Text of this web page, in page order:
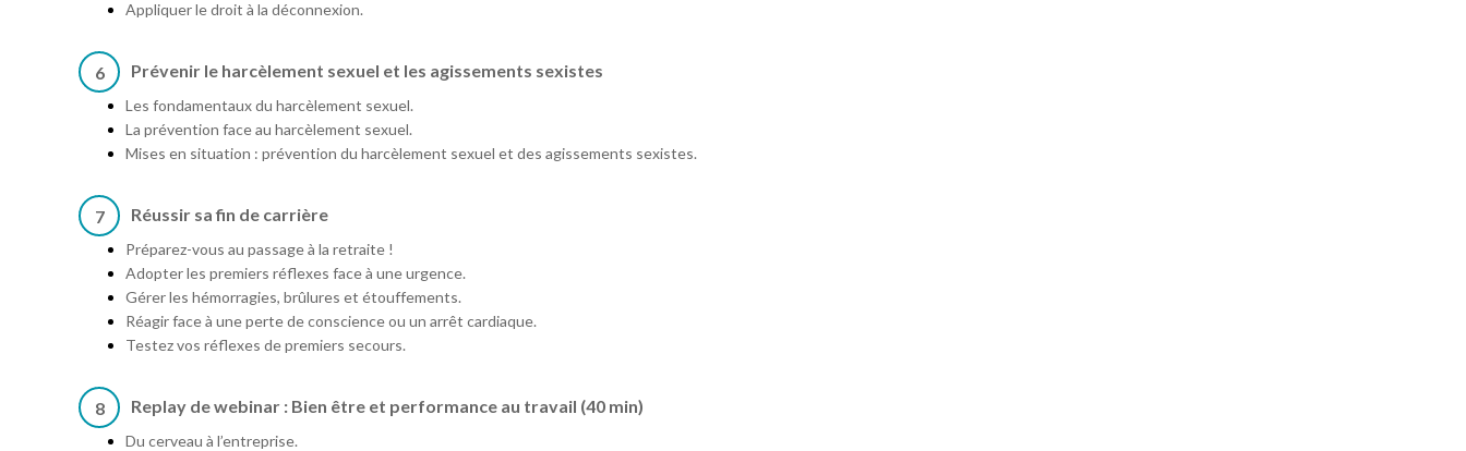
Appliquer le droit à la déconnexion.
6 Prévenir le harcèlement sexuel et les agissements sexistes
Les fondamentaux du harcèlement sexuel.
La prévention face au harcèlement sexuel.
Mises en situation : prévention du harcèlement sexuel et des agissements sexistes.
7 Réussir sa fin de carrière
Préparez-vous au passage à la retraite !
Adopter les premiers réflexes face à une urgence.
Gérer les hémorragies, brûlures et étouffements.
Réagir face à une perte de conscience ou un arrêt cardiaque.
Testez vos réflexes de premiers secours.
8 Replay de webinar : Bien être et performance au travail (40 min)
Du cerveau à l’entreprise.